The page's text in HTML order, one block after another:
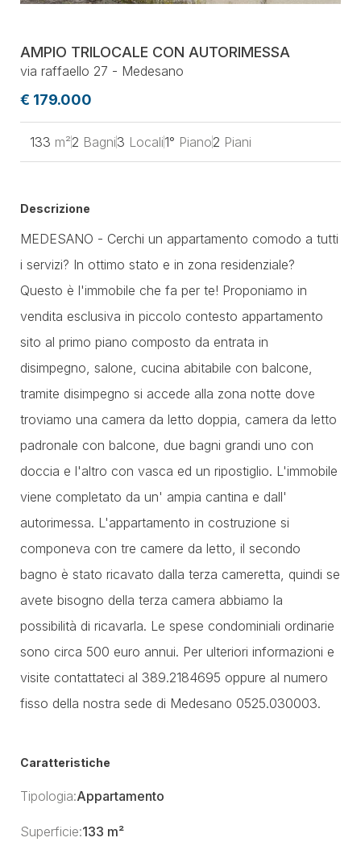
AMPIO TRILOCALE CON AUTORIMESSA
via raffaello 27 - Medesano
€ 179.000
133 m²2 Bagni3 Locali1° Piano2 Piani
Descrizione
MEDESANO - Cerchi un appartamento comodo a tutti
i servizi? In ottimo stato e in zona residenziale?
Questo è l'immobile che fa per te! Proponiamo in
vendita esclusiva in piccolo contesto appartamento
sito al primo piano composto da entrata in
disimpegno, salone, cucina abitabile con balcone,
tramite disimpegno si accede alla zona notte dove
troviamo una camera da letto doppia, camera da letto
padronale con balcone, due bagni grandi uno con
doccia e l'altro con vasca ed un ripostiglio. L'immobile
viene completato da un' ampia cantina e dall'
autorimessa. L'appartamento in costruzione si
componeva con tre camere da letto, il secondo
bagno è stato ricavato dalla terza cameretta, quindi se
avete bisogno della terza camera abbiamo la
possibilità di ricavarla. Le spese condominiali ordinarie
sono circa 500 euro annui. Per ulteriori informazioni e
visite contattateci al 389.2184695 oppure al numero
fisso della nostra sede di Medesano 0525.030003.
Caratteristiche
Tipologia:Appartamento
Superficie:133 m²